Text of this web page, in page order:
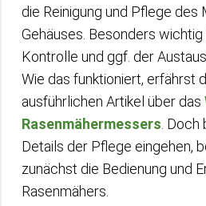
die Reinigung und Pflege des
Gehäuses. Besonders
Kontrolle und ggf. der
Wie das funktioniert, erfährst
ausführlichen Artikel über das
Rasenmähermessers .
Details der Pflege eingehen,
zunächst die Bedienung und
Rasenmähers.